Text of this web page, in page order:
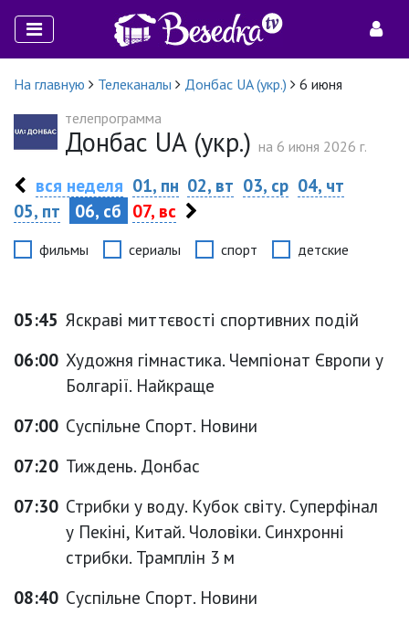
На главную Телеканалы Донбас UA (укр.)
6 июня
телепрограмма
Донбас UA (укр.) на 6 июня 2026 г.
вся неделя 01, пн 02, вт 03, ср 04, чт
05, пт
06, сб 07, вс
фильмы сериалы спорт детские
05:45 Яскраві миттєвості спортивних подій
06:00 Художня гімнастика. Чемпіонат Європи у
Болгарії. Найкраще
07:00 Суспільне Спорт. Новини
07:20 Тиждень. Донбас
07:30 Стрибки у воду. Кубок світу. Суперфінал
у Пекіні, Китай. Чоловіки. Синхронні
стрибки. Трамплін 3 м
08:40 Суспільне Спорт. Новини